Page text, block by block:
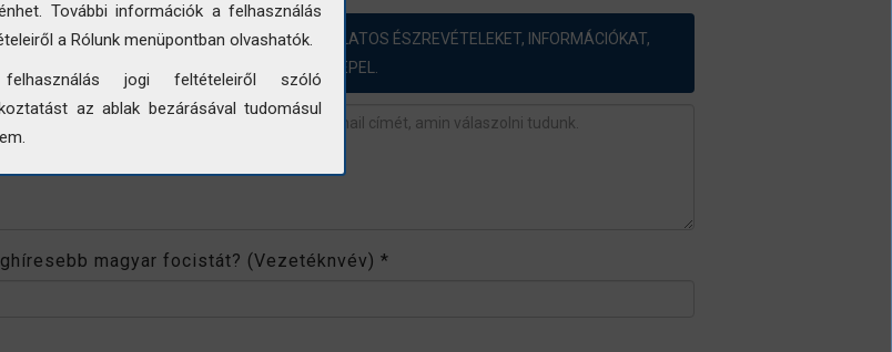
ÖRÖMMEL FOGADJUK A FOTÓINKKAL KAPCSOLATOS ÉSZREVÉTELEKET, INFORMÁCIÓKAT,
AZ ESETEKBEN, AHOL „NINCS ADAT” SZEREPEL.
magyar focistát? (Vezetéknvév)*
További információk a felhasználás
a Rólunk menüpontban olvashatók.
jogi feltételeiről szóló
az ablak bezárásával tudomásul